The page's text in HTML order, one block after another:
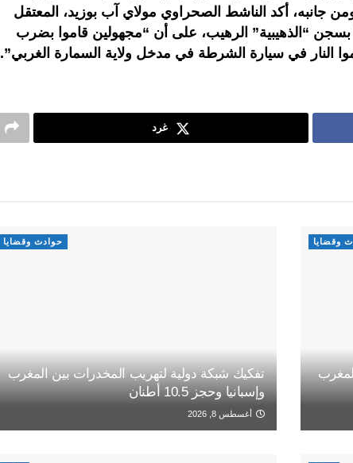
جانبه، أكد الناشط الصحراوي مولاي آب بوزيد، المعتقل
بسجن “الذهيبية” الرهيب، على أن “مجهولين قاموا بضرب
النار في سيارة الشرطة في مدخل ولاية السمارة الغربي”.
غرد
وقضايا حوادث وقضايا
تفكيك شبكة دولية لتهريب المخدرات بين المغرب
وإسبانيا وحجز 10.5 أطنان
أغسطس 8, 2026